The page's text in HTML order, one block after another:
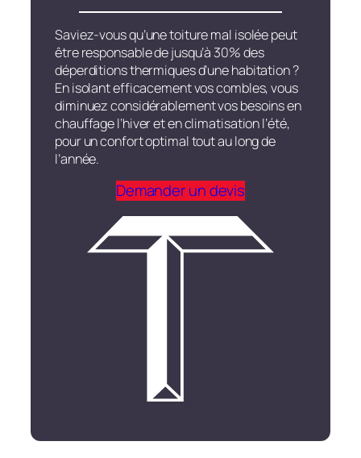
Saviez-vous qu’une toiture mal isolée peut
être responsable de jusqu’à 30% des
déperditions thermiques d’une habitation ?
En isolant efficacement vos combles, vous
diminuez considérablement vos besoins en
chauffage l’hiver et en climatisation l’été,
pour un confort optimal tout au long de
l’année.
Demander un devis